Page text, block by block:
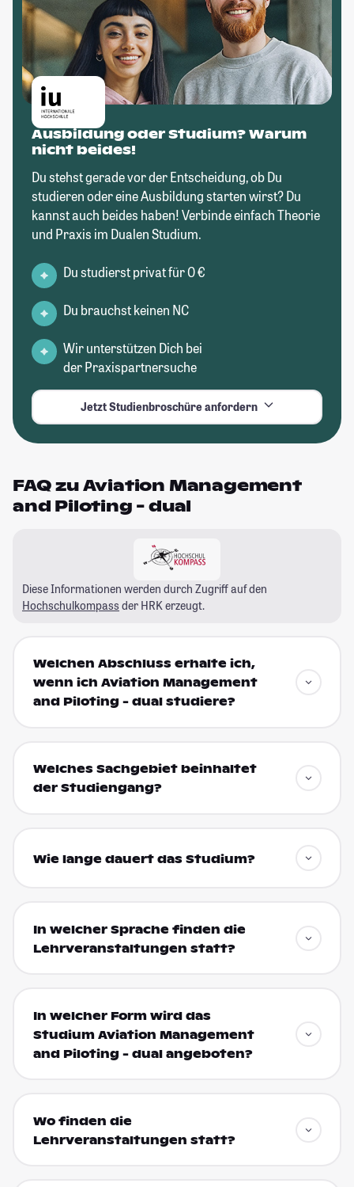
Ausbildung oder Studium? Warum
nicht beides!
Du stehst gerade vor der Entscheidung, ob Du
studieren oder eine Ausbildung starten wirst? Du
kannst auch beides haben! Verbinde einfach Theorie
und Praxis im Dualen Studium.
Du studierst privat für 0 €
Du brauchst keinen NC
Wir unterstützen Dich bei
der Praxispartnersuche
Jetzt Studienbroschüre anfordern
FAQ zu Aviation Management
and Piloting - dual
Diese Informationen werden durch Zugriff auf den
Hochschulkompass der HRK erzeugt.
Welchen Abschluss erhalte ich,
wenn ich Aviation Management
and Piloting - dual studiere?
Welches Sachgebiet beinhaltet
der Studiengang?
Wie lange dauert das Studium?
In welcher Sprache finden die
Lehrveranstaltungen statt?
In welcher Form wird das
Studium Aviation Management
and Piloting - dual angeboten?
Wo finden die
Lehrveranstaltungen statt?